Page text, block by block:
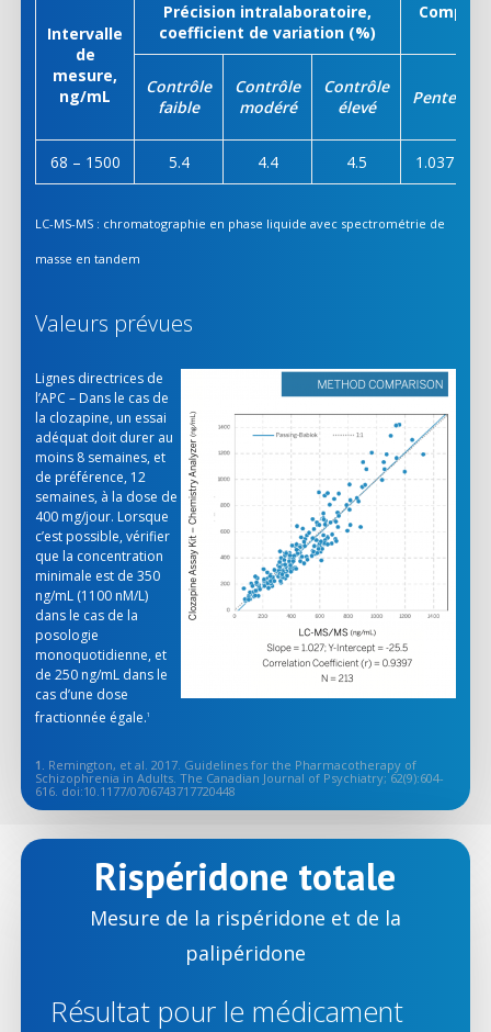
Intervalle
de
mesure,
ng/mL
Précision intralaboratoire,
coefficient de variation (%)
Contrôle
faible
Contrôle
modéré
Contrôle
élevé
Pente
68 – 1500 5.4 4.4 4.5 1.037
LC-MS-MS : chromatographie en phase liquide avec spectrométrie de
masse en tandem
Valeurs prévues
Lignes directrices de
l’APC – Dans le cas de
la clozapine, un essai
adéquat doit durer au
moins 8 semaines, et
de préférence, 12
semaines, à la dose de
400 mg/jour. Lorsque
c’est possible, vérifier
que la concentration
minimale est de 350
ng/mL (1100 nM/L)
dans le cas de la
posologie
monoquotidienne, et
de 250 ng/mL dans le
cas d’une dose
fractionnée égale.1
1. Remington, et al. 2017. Guidelines for the Pharmacotherapy of
Schizophrenia in Adults. The Canadian Journal of Psychiatry; 62(9):604-
616. doi:10.1177/0706743717720448
Rispéridone totale
Mesure de la rispéridone et de la
palipéridone
Résultat pour le médicament